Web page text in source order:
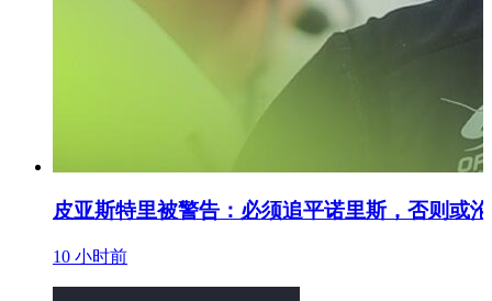
皮亚斯特里被警告：必须追平诺里斯，否则或
10 小时前